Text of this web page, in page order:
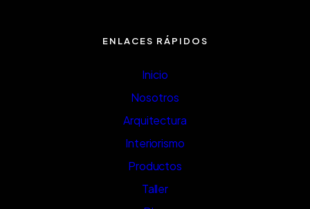
ENLACES RÁPIDOS
Inicio
Nosotros
Arquitectura
Interiorismo
Productos
Taller